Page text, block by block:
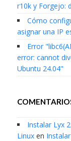
r10k y Forgejo:
Cómo
asignar una IP
Error
error: cannot
Ubuntu 24.04"
Instalar Lyx
Linuxen